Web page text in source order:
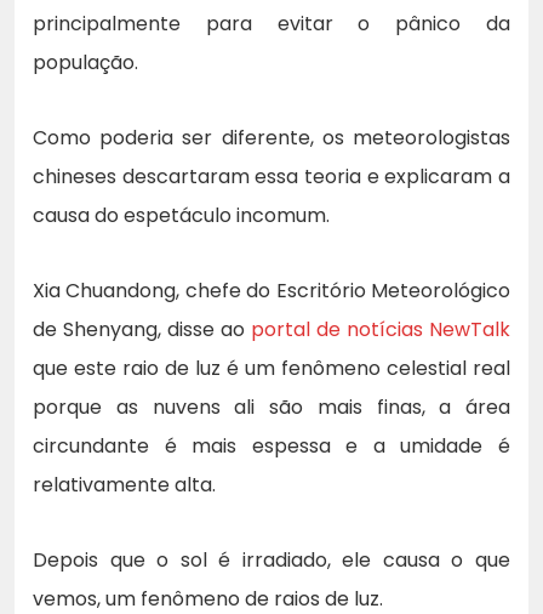
principalmente para evitar o pânico da
população.
Como poderia ser diferente, os meteorologistas
chineses descartaram essa teoria e explicaram a
causa do espetáculo incomum.
Xia Chuandong, chefe do Escritório Meteorológico
de Shenyang, disse ao portal de notícias NewTalk
que este raio de luz é um fenômeno celestial real
porque as nuvens ali são mais finas, a área
circundante é mais espessa e a umidade é
relativamente alta.
Depois que o sol é irradiado, ele causa o que
vemos, um fenômeno de raios de luz.